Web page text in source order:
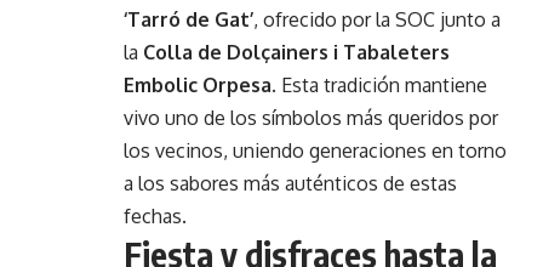
‘Tarró de Gat’, ofrecido por la SOC junto a
la Colla de Dolçainers i Tabaleters
Embolic Orpesa. Esta tradición mantiene
vivo uno de los símbolos más queridos por
los vecinos, uniendo generaciones en torno
a los sabores más auténticos de estas
fechas.
Fiesta y disfraces hasta la